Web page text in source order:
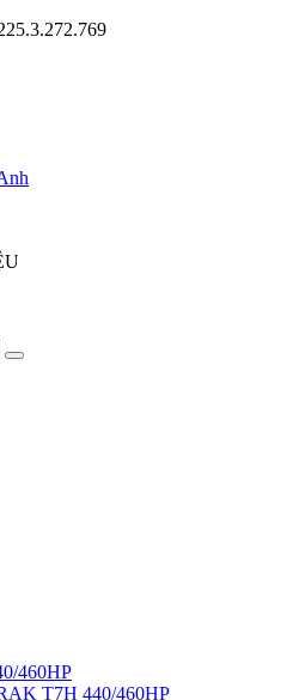
460HP
T7H 440/460HP